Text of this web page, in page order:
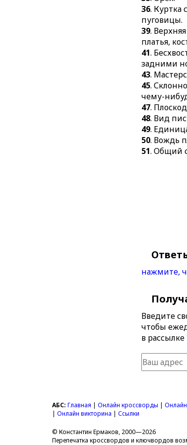
36. Куртка
пуговицы.
39.
платья,
41.
задними
43.
45.
чему-
47.
48. Вид
49.
50. Вождь
51. Общий
нажмите,
Введите
чтобы
в рассылке
АБС: Главная |Онлайн кроссворды |
|Онлайн викторина |Ссылки
© Константин Ермаков, 2000—2026
Перепечатка кроссвордов и ключвордов